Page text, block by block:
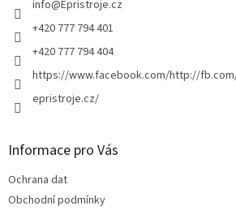
info@Epristroje.cz
+420 777 794 401
+420 777 794 404
https://www.facebook.com/http://
epristroje.cz/
Informace pro Vás
Ochrana dat
Obchodní podmínky